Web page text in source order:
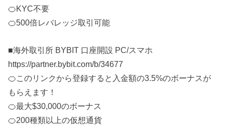
🍊KYC不要
🍊500倍レバレッジ取引可能
■海外取引所 BYBIT 口座開設 PC/スマホ
https://partner.bybit.com/b/34677
🍊このリンクから登録すると入金額の3.5%のボーナスが
もらえます！
🍊最大$30,000のボーナス
🍊200種類以上の仮想通貨